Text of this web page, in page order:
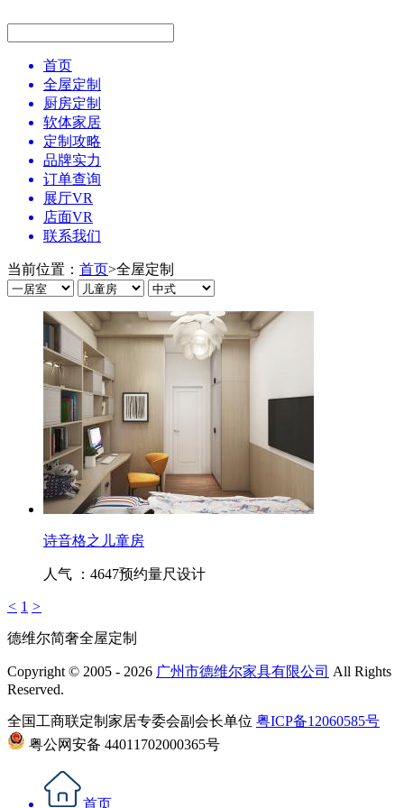
首页
全屋定制
厨房定制
软体家居
定制攻略
品牌实力
订单查询
展厅VR
店面VR
联系我们
当前位置： 首页>全屋定制
诗音格之儿童房
人气 ：4647预约量尺设计
< 1 >
德维尔简奢全屋定制
Copyright © 2005 - 2026 广州市德维尔家具有限公司 All Rights
Reserved.
全国工商联定制家居专委会副会长单位 粤ICP备12060585号
粤公网安备 44011702000365号
首页